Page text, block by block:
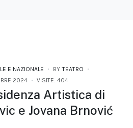
E NAZIONALE BY TEATRO
2024
VISITE: 404
Artistica di
e Jovana Brnović